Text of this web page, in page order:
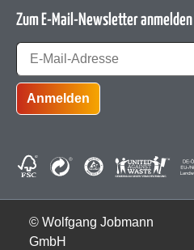
Zum E-Mail-Newsletter anmelden
Anmelden
© Wolfgang Jobmann
GmbH